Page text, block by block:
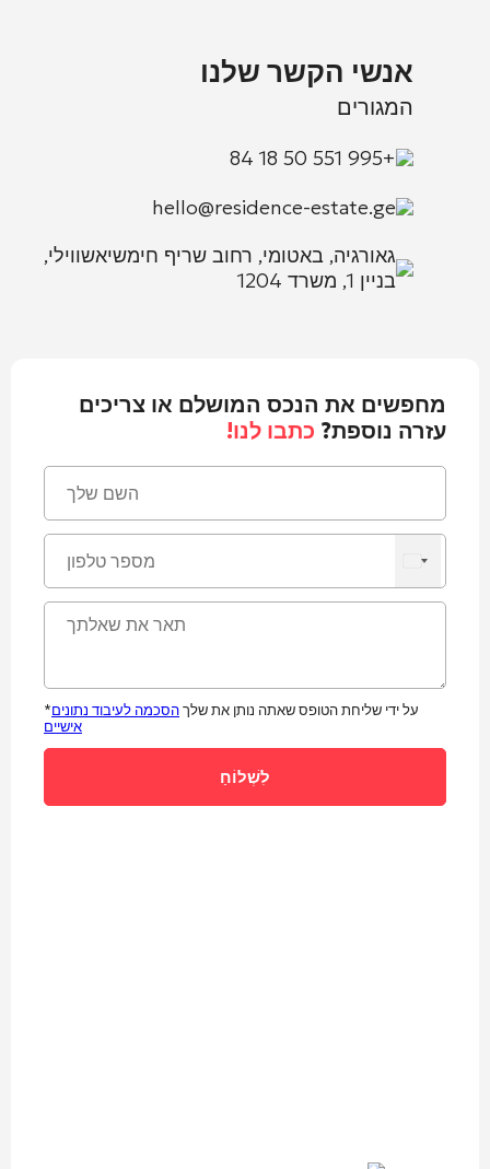
אנשי הקשר שלנו
המגורים
+995 551 50 18 84
hello@residence-estate.ge
גאורגיה, באטומי, רחוב שריף חימשיאשווילי,
בניין 1, משרד 1204
מחפשים את הנכס המושלם או צריכים
עזרה נוספת? כתבו לנו!
*על ידי שליחת הטופס שאתה נותן את שלךהסכמה לעיבוד נתונים
אישיים